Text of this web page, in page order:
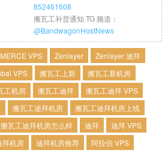
852461608
搬瓦工补货通知 TG 频道：
@BandwagonHostNews
VPS Zenlayer
Zenlayer 迪拜
VPS 搬瓦工上新
搬瓦工新机房
工机房 搬瓦工迪拜
搬瓦工迪拜 VPS
搬瓦工迪拜机房
搬瓦工迪拜机房上线
搬瓦工迪拜机房怎么样 迪拜
迪拜 VPS
拜机房 迪拜机房推荐 阿拉伯 VPS